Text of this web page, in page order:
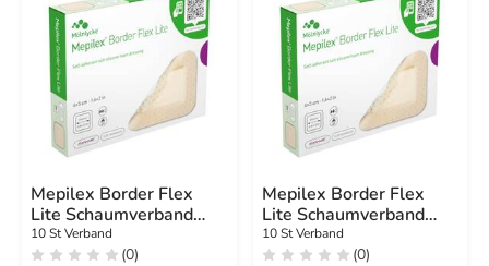
Mepilex Border Flex
Lite Schaumverband
4x5 cm
10 St Verband
(0)
Mepilex Border Flex
Lite Schaumverband
4x5 cm
10 St Verband
(0)